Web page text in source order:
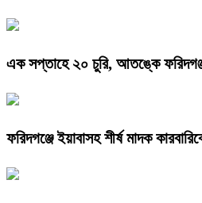
এক সপ্তাহে ২০ চুরি, আতঙ্কে
ফরিদগঞ্জে ইয়াবাসহ শীর্ষ মাদক